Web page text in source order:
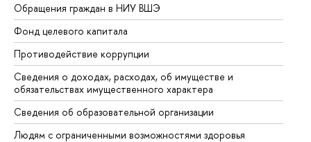
Обращения граждан в НИУ ВШЭ
Фонд целевого капитала
Противодействие коррупции
Сведения о доходах, расходах, об имуществе и
обязательствах имущественного характера
Сведения об образовательной организации
Людям с ограниченными возможностями здоровья